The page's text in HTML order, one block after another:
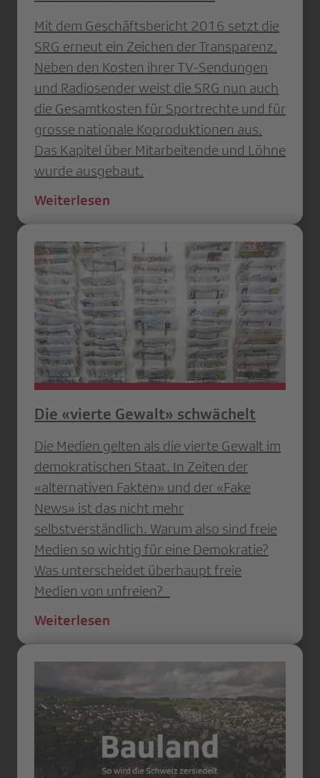
Mit dem Geschäftsbericht 2016 setzt die
SRG erneut ein Zeichen der Transparenz.
Neben den Kosten ihrer TV-Sendungen
und Radiosender weist die SRG nun auch
die Gesamtkosten für Sportrechte und für
grosse nationale Koproduktionen aus.
Das Kapitel über Mitarbeitende und Löhne
wurde ausgebaut.
Weiterlesen
Die «vierte Gewalt» schwächelt
Die Medien gelten als die vierte Gewalt im
demokratischen Staat. In Zeiten der
«alternativen ­Fakten» und der «Fake
News» ist das nicht mehr
selbstverständlich. Warum also sind freie
Medien so wichtig für eine ­Demokratie?
Was unterscheidet überhaupt freie
Medien von unfreien?
Weiterlesen